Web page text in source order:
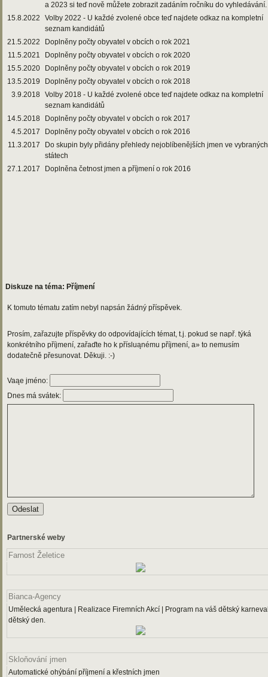
a 2023 si teď nově můžete zobrazit zadáním ročníku do vyhledávání.
15.8.2022
Volby 2022 - U každé zvolené obce teď najdete odkaz na kompletní
seznam kandidátů
21.5.2022
Doplněny počty obyvatel v obcích o rok 2021
11.5.2021
Doplněny počty obyvatel v obcích o rok 2020
15.5.2020
Doplněny počty obyvatel v obcích o rok 2019
13.5.2019
Doplněny počty obyvatel v obcích o rok 2018
3.9.2018 Volby 2018 - U každé zvolené obce teď najdete odkaz na kompletní
seznam kandidátů
14.5.2018
Doplněny počty obyvatel v obcích o rok 2017
4.5.2017
Doplněny počty obyvatel v obcích o rok 2016
11.3.2017
Do skupin byly přidány přehledy nejoblíbenějších jmen ve vybraných
státech
27.1.2017
Doplněna četnost jmen a příjmení o rok 2016
Diskuze na téma: Příjmení
K tomuto tématu zatím nebyl napsán žádný příspěvek.
Prosím, zařazujte příspěvky do odpovídajících témat, t.j. pokud se např. týká
konkrétního příjmení, zařaďte ho k přísluąnému příjmení, a» to nemusím
dodatečně přesunovat. Děkuji. :-)
Vaąe jméno:
Dnes má svátek:
Partnerské weby
Farnost Želetice
Bianca-Agency
Umělecká agentura | Realizace Firemních Akcí | Program na váš dětský
dětský den.
Skloňování jmen
Automatické ohýbání příjmení a křestních jmen